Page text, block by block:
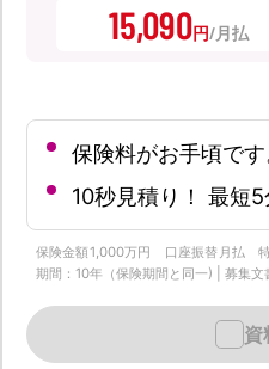
15,090円
保険料がお手頃です
10秒見積り！ 最短5
保険金額1,000万円 口座振替月払
期間：10年（保険期間と同一) | 募集
資